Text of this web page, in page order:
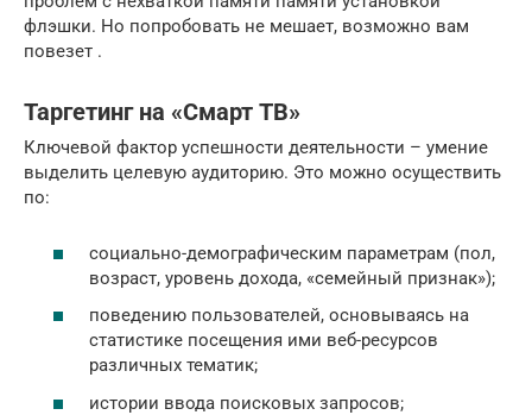
флэшки. Но попробовать не мешает, возможно вам
повезет .
Таргетинг на «Смарт ТВ»
Ключевой фактор успешности деятельности – умение
выделить целевую аудиторию. Это можно осуществить
по:
социально-демографическим параметрам (пол,
возраст, уровень дохода, «семейный признак»);
поведению пользователей, основываясь на
статистике посещения ими веб-ресурсов
различных тематик;
истории ввода поисковых запросов;